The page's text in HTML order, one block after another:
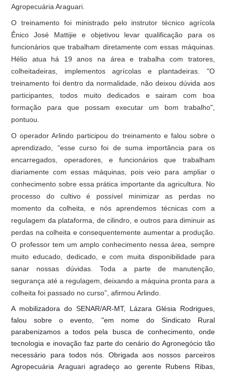
Agropecuária Araguari.
O treinamento foi ministrado pelo instrutor técnico agrícola
Ênico José Mattijiee objetivou levar qualificação para os
funcionários que trabalham diretamente com essas máquinas.
Hélio atua há 19 anos na área e trabalha com tratores,
colheitadeiras, implementos agrícolas e plantadeiras. "O
treinamento foi dentro da normalidade, não deixou dúvida aos
participantes, todos muito dedicados e sairam com boa
formação para que possam executar um bom trabalho",
pontuou.
O operador Arlindo participou do treinamento e falou sobre o
aprendizado, “esse curso foi de suma importância para os
encarregados, operadores, e funcionários que trabalham
diariamente com essas máquinas, pois veio para ampliar o
conhecimento sobre essa prática importante da agricultura. No
processo do cultivo é possível minimizar as perdas no
momento da colheita, e nós aprendemos técnicas com a
regulagem da plataforma, de cilindro, e outros para diminuir as
perdas na colheita e consequentemente aumentar a produção.
O professor tem um amplo conhecimento nessa área, sempre
muito educado, dedicado, e com muita disponibilidade para
sanar nossas dúvidas. Toda a parte de manutenção,
segurança até a regulagem, deixando a máquina pronta para a
colheita foi passado no curso”, afirmou Arlindo.
A mobilizadora do SENAR/AR-MT, Lázara Glésia Rodrigues,
falou sobre o evento, "em nome do Sindicato Rural
parabenizamos a todos pela busca de conhecimento, onde
tecnologia e inovação faz parte do cenário do Agronegócio tão
necessário para todos nós. Obrigada aos nossos parceiros
Agropecuária Araguari agradeço ao gerente Rubens Ribas,